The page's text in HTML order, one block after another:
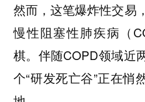
然而，这笔爆炸性交易
慢性阻塞性肺疾病（
棋。伴随COPD领域近
个“研发死亡谷”正在悄